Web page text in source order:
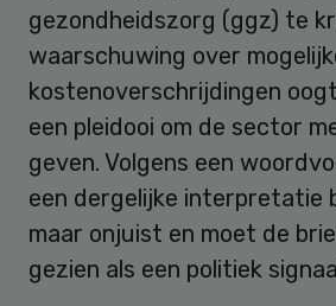
gezondheidszorg (ggz) te
waarschuwing over
kostenoverschrijdingen
een pleidooi om de sector
geven. Volgens een
een dergelijke interpretatie
maar onjuist en moet de
gezien als een politiek